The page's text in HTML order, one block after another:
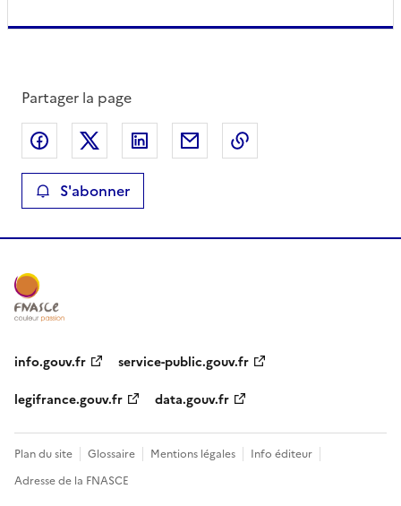
Partager la page
Partager sur Facebook
Partager sur XPartager sur LinkedIn
Partager par email
S'abonner
info.gouv.fr
service-public.gouv.fr
legifrance.gouv.fr
data.gouv.fr
Plan du site Glossaire Mentions légales
Info éditeur
Adresse de la FNASCE